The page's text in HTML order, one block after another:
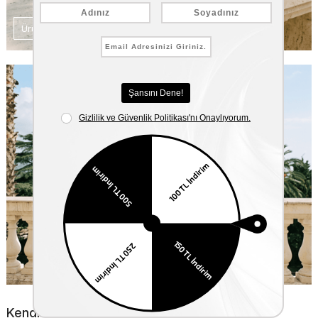
Ürünleri Keşfet
Kendine Yakışanı Seç